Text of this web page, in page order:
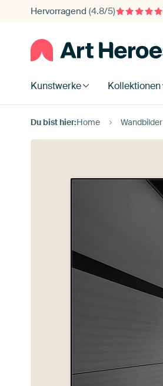
Hervorragend (4.8/5)
Kunstwerke Kollektionen
Du bist hier:Home Wandbilder